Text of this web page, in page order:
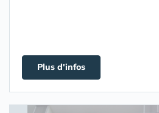
Plus d'infos